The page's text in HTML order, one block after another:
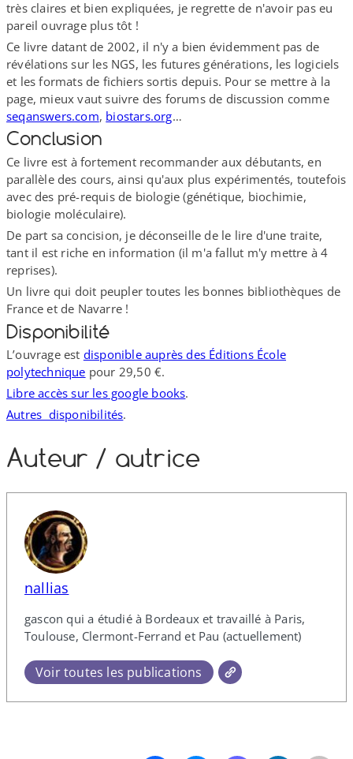
très claires et bien expliquées, je regrette de n'avoir pas eu
pareil ouvrage plus tôt !
Ce livre datant de 2002, il n'y a bien évidemment pas de
révélations sur les NGS, les futures générations, les logiciels
et les formats de fichiers sortis depuis. Pour se mettre à la
page, mieux vaut suivre des forums de discussion comme
seqanswers​.com, biostars​.org…
Conclusion
Ce livre est à fortement recommander aux débutants, en
parallèle des cours, ainsi qu'aux plus expérimentés, toutefois
avec des pré-​requis de biologie (génétique, biochimie,
biologie moléculaire).
De part sa concision, je déconseille de le lire d'une traite,
tant il est riche en information (il m'a fallut m'y mettre à 4
reprises).
Un livre qui doit peupler toutes les bonnes bibliothèques de
France et de Navarre !
Disponibilité
L’ouvrage est disponible auprès des Éditions École
polytechnique pour 29,50 €.
Libre accès sur les google books.
Autres disponibilités.
Auteur /​ autrice
nallias
gascon qui a étudié à Bordeaux et travaillé à Paris,
Toulouse, Clermont-​Ferrand et Pau (actuellement)
Voir toutes les publications